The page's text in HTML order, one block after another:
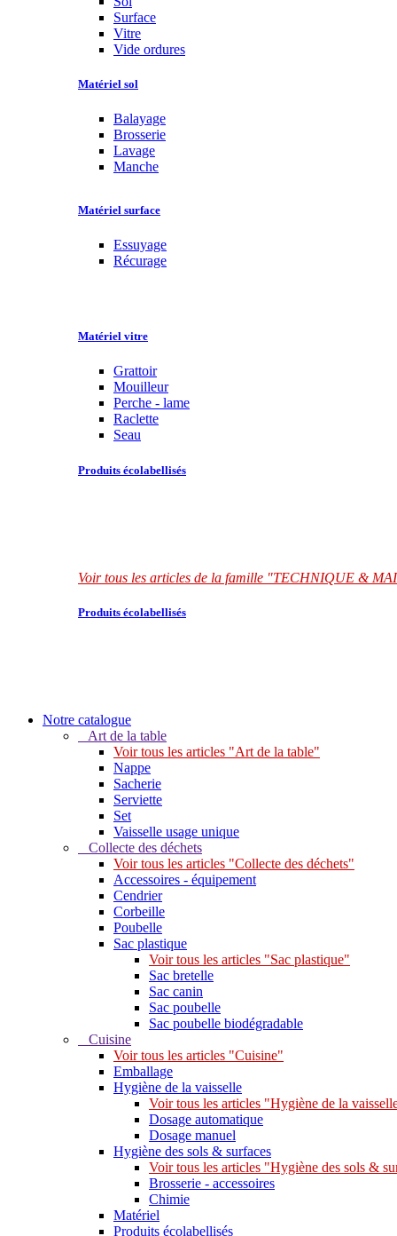
Surface
Vitre
Vide ordures
Matériel sol
Balayage
Brosserie
Lavage
Manche
Matériel surface
Essuyage
Récurage
Matériel vitre
Grattoir
Mouilleur
Perche - lame
Raclette
Seau
Produits écolabellisés
Voir tous les articles de la famille "TECHNIQUE &
Produits écolabellisés
Notre catalogue
Art de la table
Voir tous les articles "Art de la table"
Nappe
Sacherie
Serviette
Set
Vaisselle usage unique
Collecte des déchets
Voir tous les articles "Collecte des déchets"
Accessoires - équipement
Cendrier
Corbeille
Poubelle
Sac plastique
Voir tous les articles "Sac plastique"
Sac bretelle
Sac canin
Sac poubelle
Sac poubelle biodégradable
Cuisine
Voir tous les articles "Cuisine"
Emballage
Hygiène de la vaisselle
Voir tous les articles "Hygiène de la
Dosage automatique
Dosage manuel
Hygiène des sols & surfaces
Voir tous les articles "Hygiène des sols &
Brosserie - accessoires
Chimie
Matériel
Produits écolabellisés